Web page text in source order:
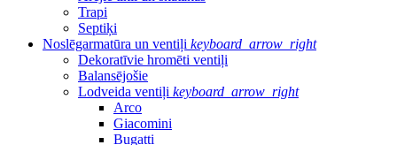
Trapi
Septiķi
Noslēgarmatūra un ventiļi keyboard_arrow_right
Dekoratīvie hromēti ventiļi
Balansējošie
Lodveida ventiļi keyboard_arrow_right
Arco
Giacomini
Bugatti